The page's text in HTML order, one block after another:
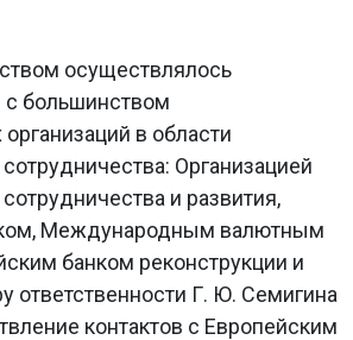
осуществлялось
с большинством
в области
Организацией
и развития,
Международным валютным
банком реконструкции и
ответственности Г. Ю. Семигина
контактов с Европейским